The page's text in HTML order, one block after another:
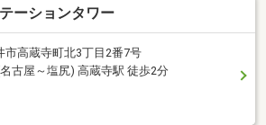
ーションタワー
市高蔵寺町北3丁目2番7号
古屋～塩尻) 高蔵寺駅 徒歩2分